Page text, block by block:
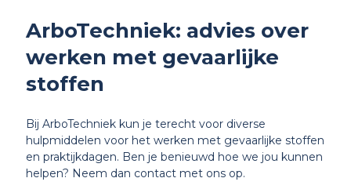
ArboTechniek: advies over
werken met gevaarlijke
stoffen
Bij ArboTechniek kun je terecht voor diverse
hulpmiddelen voor het werken met gevaarlijke stoffen
en praktijkdagen. Ben je benieuwd hoe we jou kunnen
helpen? Neem dan contact met ons op.